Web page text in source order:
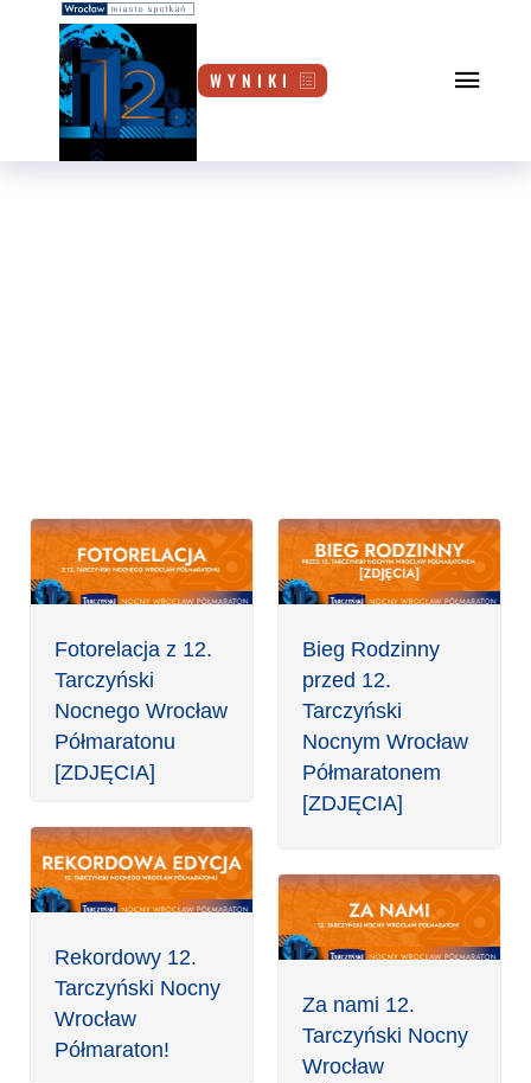
W Y N I K I
Fotorelacja z 12.
Tarczyński
Nocnego Wrocław
Półmaratonu
[ZDJĘCIA]
Bieg Rodzinny
przed 12.
Tarczyński
Nocnym Wrocław
Półmaratonem
[ZDJĘCIA]
Rekordowy 12.
Tarczyński Nocny
Wrocław
Półmaraton!
Za nami 12.
Tarczyński Nocny
Wrocław